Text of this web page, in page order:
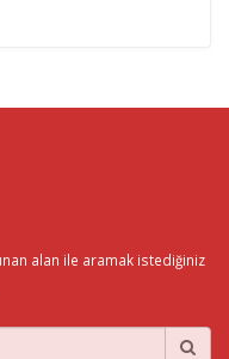
alan ile aramak istediğiniz